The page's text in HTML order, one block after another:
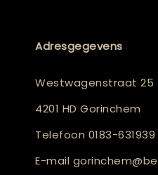
Adresgegevens
Westwagenstraat 25
4201 HD Gorinchem
Telefoon 0183-631939
E-mail